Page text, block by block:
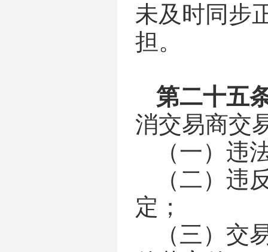
未及时同步
担。
第二十五
消交易商交
（一）违
（二）违
定；
（三） 交